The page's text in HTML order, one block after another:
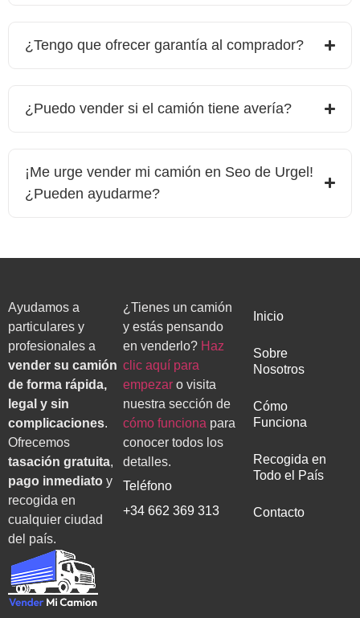
¿Tengo que ofrecer garantía al comprador?
¿Puedo vender si el camión tiene avería?
¡Me urge vender mi camión en Seo de Urgel!
¿Pueden ayudarme?
Ayudamos a
particulares y
profesionales a
vender su camión
de forma rápida,
legal y sin
complicaciones.
Ofrecemos
tasación gratuita,
pago inmediato y
recogida en
cualquier ciudad
del país.
¿Tienes un camión
y estás pensando
en venderlo? Haz
clic aquí para
empezaro visita
nuestra sección de
cómo funciona para
conocer todos los
detalles.
Teléfono
+34 662 369 313
Inicio
Sobre
Nosotros
Cómo
Funciona
Recogida en
Todo el País
Contacto